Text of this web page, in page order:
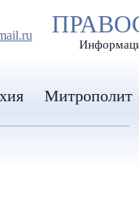
ШРИФТА
Митрополит